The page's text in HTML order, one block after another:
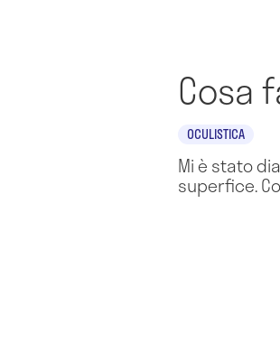
Cosa
OCULISTICA
Mi è stato
superfice.